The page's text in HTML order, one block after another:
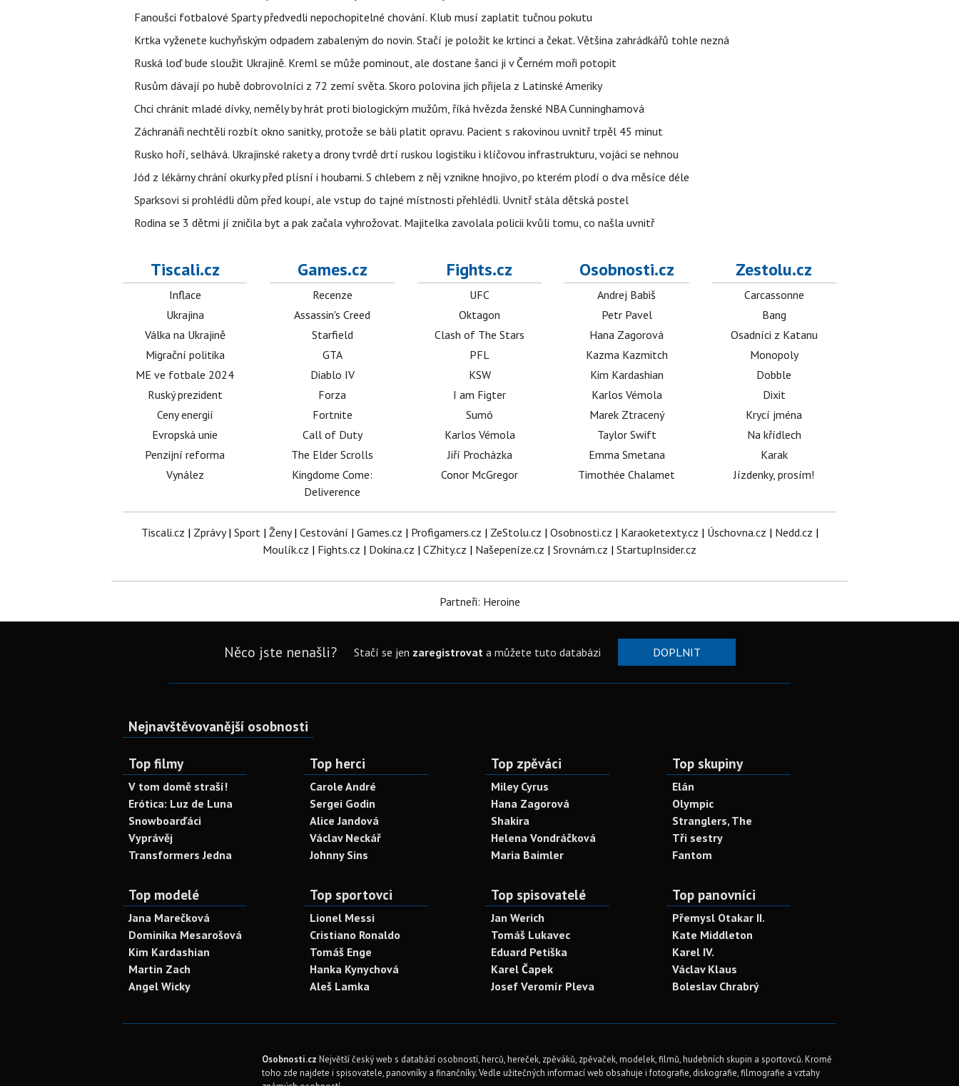
Fanoušci fotbalové Sparty předvedli nepochopitelné chování. Klub musí zaplatit tučnou pokutu
Krtka vyženete kuchyňským odpadem zabaleným do novin. Stačí je položit ke krtinci a čekat. Většina zahrádkářů tohle nezná
Ruská loď bude sloužit Ukrajině. Kreml se může pominout, ale dostane šanci ji v Černém moři potopit
Rusům dávají po hubě dobrovolníci z 72 zemí světa. Skoro polovina jich přijela z Latinské Ameriky
Chci chránit mladé dívky, neměly by hrát proti biologickým mužům, říká hvězda ženské NBA Cunninghamová
Záchranáři nechtěli rozbít okno sanitky, protože se báli platit opravu. Pacient s rakovinou uvnitř trpěl 45 minut
Rusko hoří, selhává. Ukrajinské rakety a drony tvrdě drtí ruskou logistiku i klíčovou infrastrukturu, vojáci se nehnou
Jód z lékárny chrání okurky před plísní i houbami. S chlebem z něj vznikne hnojivo, po kterém plodí o dva měsíce déle
Sparksovi si prohlédli dům před koupí, ale vstup do tajné místnosti přehlédli. Uvnitř stála dětská postel
Rodina se 3 dětmi jí zničila byt a pak začala vyhrožovat. Majitelka zavolala policii kvůli tomu, co našla uvnitř
Tiscali.cz
Inflace
Ukrajina
Válka na Ukrajině
Migrační politika
ME ve fotbale 2024
Ruský prezident
Ceny energií
Evropská unie
Penzijní reforma
Vynález
Games.cz
Recenze
Assassin's Creed
Starfield
GTA
Diablo IV
Forza
Fortnite
Call of Duty
The Elder Scrolls
Kingdome Come:
Deliverence
Fights.cz
UFC
Oktagon
Clash of The Stars
PFL
KSW
I am Figter
Sumó
Karlos Vémola
Jiří Procházka
Conor McGregor
Osobnosti.cz
Andrej Babiš
Petr Pavel
Hana Zagorová
Kazma Kazmitch
Kim Kardashian
Karlos Vémola
Marek Ztracený
Taylor Swift
Emma Smetana
Timothée Chalamet
Zestolu.cz
Carcassonne
Bang
Osadníci z Katanu
Monopoly
Dobble
Dixit
Krycí jména
Na křídlech
Karak
Jízdenky, prosím!
Tiscali.cz | Zprávy| Sport| Ženy| Cestování | Games.cz | Profigamers.cz | ZeStolu.cz | Osobnosti.cz | Karaoketexty.cz | Úschovna.cz | Nedd.cz |
Moulík.cz | Fights.cz | Dokina.cz | CZhity.cz | Našepeníze.cz | Srovnám.cz | StartupInsider.cz
Partneři: Heroine
Něco jste nenašli? Stačí se jen zaregistrovata můžete tuto databázi DOPLNIT
Nejnavštěvovanější osobnosti
Top filmy
V tom domě straší!
Erótica: Luz de Luna
Snowboarďáci
Vyprávěj
Transformers Jedna
Top herci
Carole André
Sergei Godin
Alice Jandová
Václav Neckář
Johnny Sins
Top zpěváci
Miley Cyrus
Hana Zagorová
Shakira
Helena Vondráčková
Maria Baimler
Top skupiny
Elán
Olympic
Stranglers, The
Tři sestry
Fantom
Top modelé
Jana Marečková
Dominika Mesarošová
Kim Kardashian
Martin Zach
Angel Wicky
Top sportovci
Lionel Messi
Cristiano Ronaldo
Tomáš Enge
Hanka Kynychová
Aleš Lamka
Top spisovatelé
Jan Werich
Tomáš Lukavec
Eduard Petiška
Karel Čapek
Josef Veromír Pleva
Top panovníci
Přemysl Otakar II.
Kate Middleton
Karel IV.
Václav Klaus
Boleslav Chrabrý
Osobnosti.cz Největší český web s databází osobností, herců, hereček, zpěváků, zpěvaček, modelek, filmů, hudebních skupin a sportovců. Kromě
toho zde najdete i spisovatele, panovníky a finančníky. Vedle užitečných informací web obsahuje i fotografie, diskografie, filmografie a vztahy